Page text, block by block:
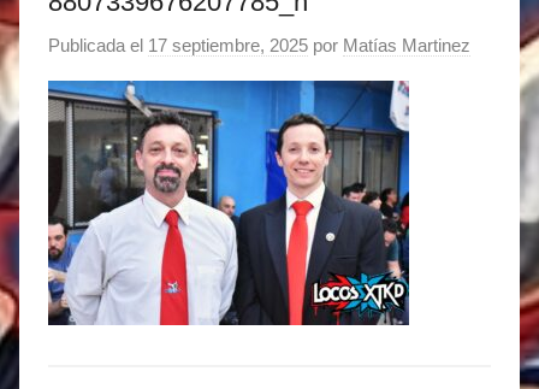
Publicada el 17 septiembre, 2025 por Matías Martinez